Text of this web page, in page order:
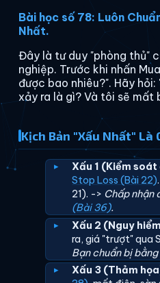
Bài học số 78: Luôn
Nhất.
Đây là tư duy "phòng thủ"
nghiệp. Trước khi nhấn
được bao nhiêu?". Hãy
xảy ra là gì? Và tôi sẽ mất
Kịch Bản "Xấu Nhất" Là
Xấu 1 (Kiểm
Stop Loss (Bài 22)
21). -> Chấp nhận
(Bài 36).
Xấu 2 (Nguy
ra, giá "trượt" qua
Bạn chuẩn bị
Xấu 3 (Thảm